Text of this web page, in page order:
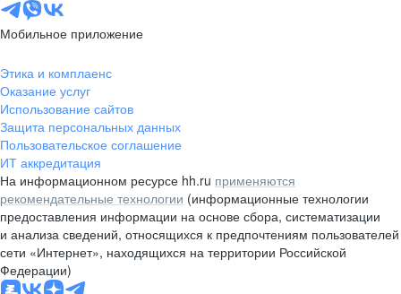
Мобильное приложение
Этика и комплаенс
Оказание услуг
Использование сайтов
Защита персональных данных
Пользовательское соглашение
ИТ аккредитация
На информационном ресурсе hh.ru применяются
рекомендательные технологии (информационные технологии
предоставления информации на основе сбора, систематизации
и анализа сведений, относящихся к предпочтениям пользователей
сети «Интернет», находящихся на территории Российской
Федерации)